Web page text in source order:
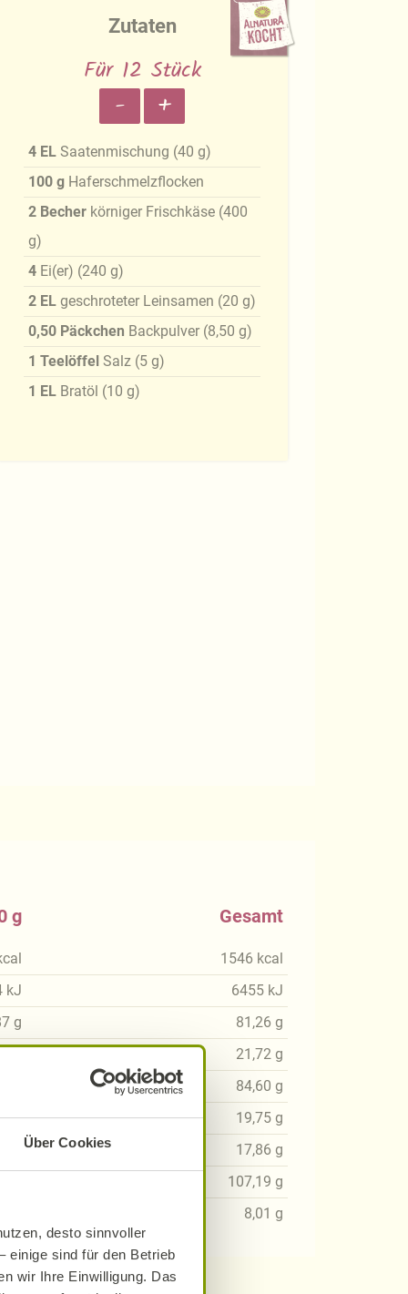
Über Cookies
desto sinnvoller
einige sind für den Betrieb
wir Ihre Einwilligung. Das
Zutaten
Für 12 Stück
- +
4 EL Saatenmischung (40 g)
100 g Haferschmelzflocken
2 Becher körniger Frischkäse (400
g)
4 Ei(er) (240 g)
2 EL geschroteter Leinsamen (20 g)
0,50 Päckchen Backpulver (8,50 g)
1 Teelöffel Salz (5 g)
1 EL Bratöl (10 g)
g
kJ
g
g
Gesamt
1546 kcal
6455 kJ
81,26 g
21,72 g
84,60 g
19,75 g
17,86 g
107,19 g
8,01 g